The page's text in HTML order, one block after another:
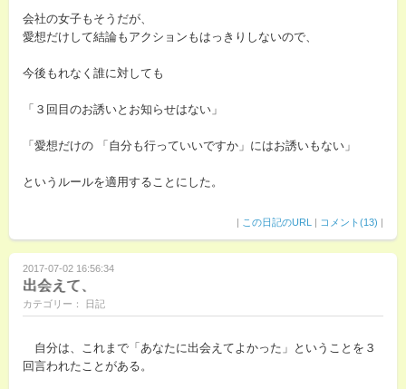
会社の女子もそうだが、
愛想だけして結論もアクションもはっきりしないので、
今後もれなく誰に対しても
「３回目のお誘いとお知らせはない」
「愛想だけの 「自分も行っていいですか」にはお誘いもない」
というルールを適用することにした。
| この日記のURL | コメント(13) |
2017-07-02 16:56:34
出会えて、
カテゴリー： 日記
自分は、これまで「あなたに出会えてよかった」ということを３
回言われたことがある。